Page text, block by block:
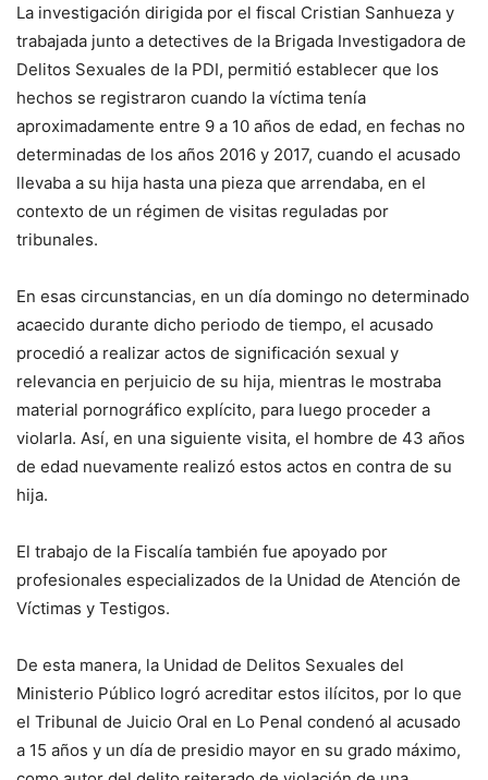
La investigación dirigida por el fiscal Cristian Sanhueza y
trabajada junto a detectives de la Brigada Investigadora de
Delitos Sexuales de la PDI, permitió establecer que los
hechos se registraron cuando la víctima tenía
aproximadamente entre 9 a 10 años de edad, en fechas no
determinadas de los años 2016 y 2017, cuando el acusado
llevaba a su hija hasta una pieza que arrendaba, en el
contexto de un régimen de visitas reguladas por
tribunales.
En esas circunstancias, en un día domingo no determinado
acaecido durante dicho periodo de tiempo, el acusado
procedió a realizar actos de significación sexual y
relevancia en perjuicio de su hija, mientras le mostraba
material pornográfico explícito, para luego proceder a
violarla. Así, en una siguiente visita, el hombre de 43 años
de edad nuevamente realizó estos actos en contra de su
hija.
El trabajo de la Fiscalía también fue apoyado por
profesionales especializados de la Unidad de Atención de
Víctimas y Testigos.
De esta manera, la Unidad de Delitos Sexuales del
Ministerio Público logró acreditar estos ilícitos, por lo que
el Tribunal de Juicio Oral en Lo Penal condenó al acusado
a 15 años y un día de presidio mayor en su grado máximo,